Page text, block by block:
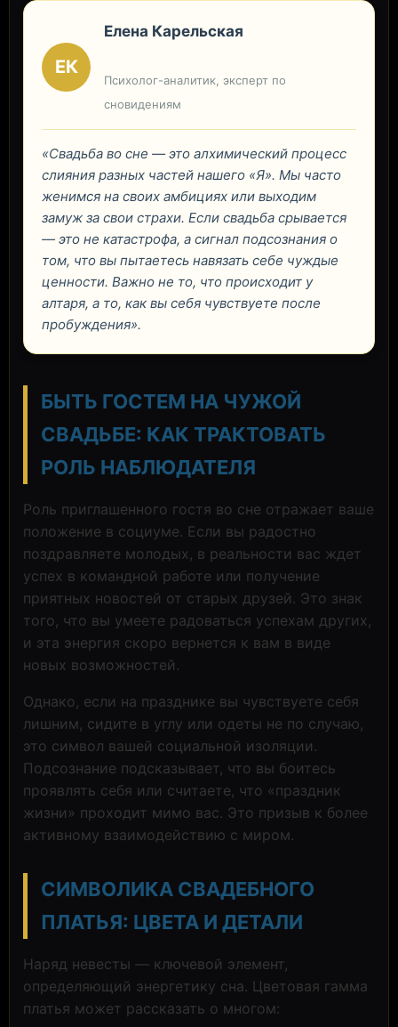
ЕК
Елена Карельская
Психолог-аналитик, эксперт по
сновидениям
«Свадьба во сне — это алхимический процесс
слияния разных частей нашего «Я». Мы часто
женимся на своих амбициях или выходим
замуж за свои страхи. Если свадьба срывается
— это не катастрофа, а сигнал подсознания о
том, что вы пытаетесь навязать себе чуждые
ценности. Важно не то, что происходит у
алтаря, а то, как вы себя чувствуете после
пробуждения».
БЫТЬ ГОСТЕМ НА ЧУЖОЙ
СВАДЬБЕ: КАК ТРАКТОВАТЬ
РОЛЬ НАБЛЮДАТЕЛЯ
Роль приглашенного гостя во сне отражает ваше
положение в социуме. Если вы радостно
поздравляете молодых, в реальности вас ждет
успех в командной работе или получение
приятных новостей от старых друзей. Это знак
того, что вы умеете радоваться успехам других,
и эта энергия скоро вернется к вам в виде
новых возможностей.
Однако, если на празднике вы чувствуете себя
лишним, сидите в углу или одеты не по случаю,
это символ вашей социальной изоляции.
Подсознание подсказывает, что вы боитесь
проявлять себя или считаете, что «праздник
жизни» проходит мимо вас. Это призыв к более
активному взаимодействию с миром.
СИМВОЛИКА СВАДЕБНОГО
ПЛАТЬЯ: ЦВЕТА И ДЕТАЛИ
Наряд невесты — ключевой элемент,
определяющий энергетику сна. Цветовая гамма
платья может рассказать о многом: